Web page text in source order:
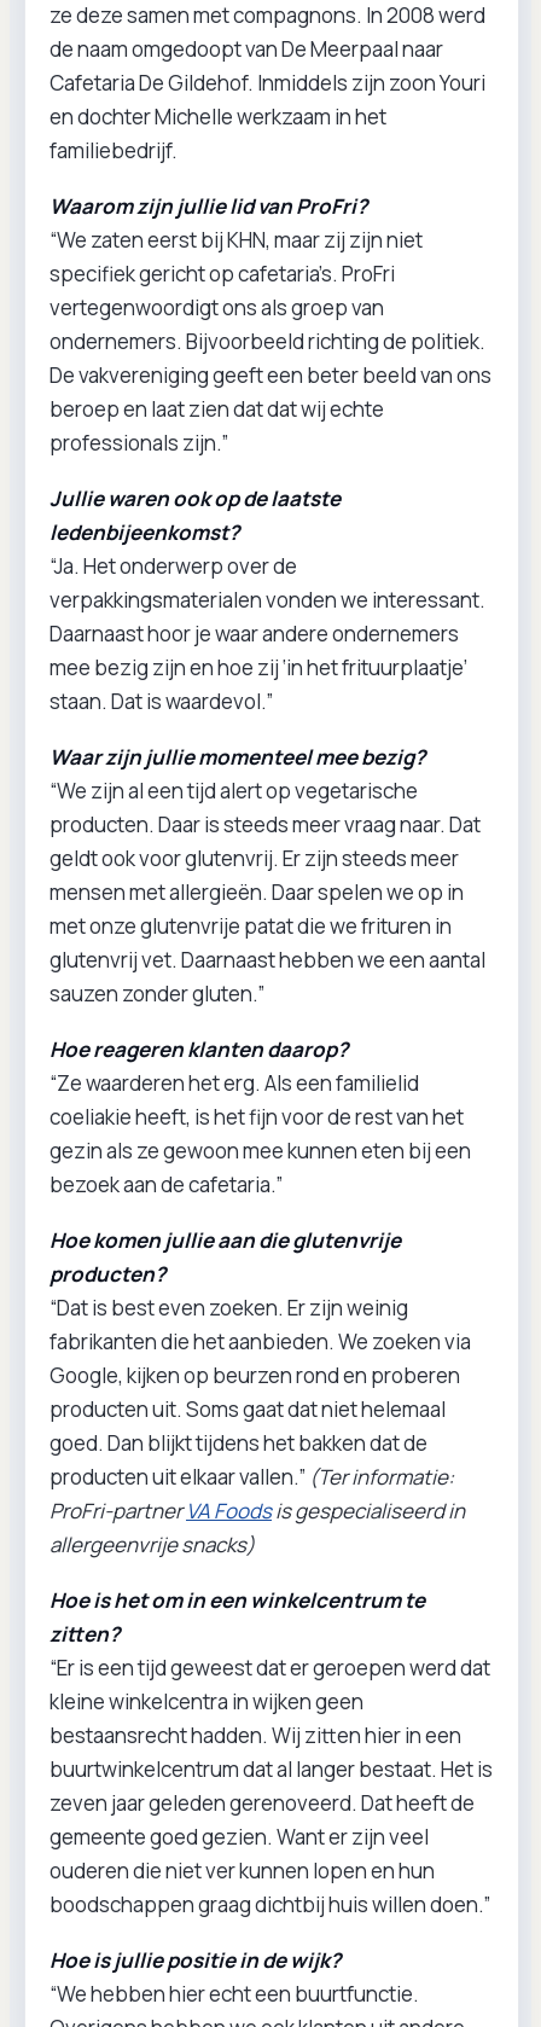
ze deze samen met compagnons. In 2008 werd
de naam omgedoopt van De Meerpaal naar
Cafetaria De Gildehof. Inmiddels zijn zoon Youri
en dochter Michelle werkzaam in het
familiebedrijf.
Waarom zijn jullie lid van ProFri?
“We zaten eerst bij KHN, maar zij zijn niet
specifiek gericht op cafetaria’s. ProFri
vertegenwoordigt ons als groep van
ondernemers. Bijvoorbeeld richting de politiek.
De vakvereniging geeft een beter beeld van ons
beroep en laat zien dat dat wij echte
professionals zijn.”
Jullie waren ook op de laatste
ledenbijeenkomst?
“Ja. Het onderwerp over de
verpakkingsmaterialen vonden we interessant.
Daarnaast hoor je waar andere ondernemers
mee bezig zijn en hoe zij ‘in het frituurplaatje’
staan. Dat is waardevol.”
Waar zijn jullie momenteel mee bezig?
“We zijn al een tijd alert op vegetarische
producten. Daar is steeds meer vraag naar. Dat
geldt ook voor glutenvrij. Er zijn steeds meer
mensen met allergieën. Daar spelen we op in
met onze glutenvrije patat die we frituren in
glutenvrij vet. Daarnaast hebben we een aantal
sauzen zonder gluten.”
Hoe reageren klanten daarop?
“Ze waarderen het erg. Als een familielid
coeliakie heeft, is het fijn voor de rest van het
gezin als ze gewoon mee kunnen eten bij een
bezoek aan de cafetaria.”
Hoe komen jullie aan die glutenvrije
producten?
“Dat is best even zoeken. Er zijn weinig
fabrikanten die het aanbieden. We zoeken via
Google, kijken op beurzen rond en proberen
producten uit. Soms gaat dat niet helemaal
goed. Dan blijkt tijdens het bakken dat de
producten uit elkaar vallen.” (Ter informatie:
ProFri-partnerVA Foodsis gespecialiseerd in
allergeenvrije snacks)
Hoe is het om in een winkelcentrum te
zitten?
“Er is een tijd geweest dat er geroepen werd dat
kleine winkelcentra in wijken geen
bestaansrecht hadden. Wij zitten hier in een
buurtwinkelcentrum dat al langer bestaat. Het is
zeven jaar geleden gerenoveerd. Dat heeft de
gemeente goed gezien. Want er zijn veel
ouderen die niet ver kunnen lopen en hun
boodschappen graag dichtbij huis willen doen.”
Hoe is jullie positie in de wijk?
“We hebben hier echt een buurtfunctie.